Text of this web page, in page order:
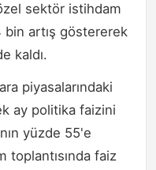
sektör istihdam
artış göstererek
kaldı.
piyasalarındaki
ay politika faizini
yüzde 55'e
toplantısında faiz